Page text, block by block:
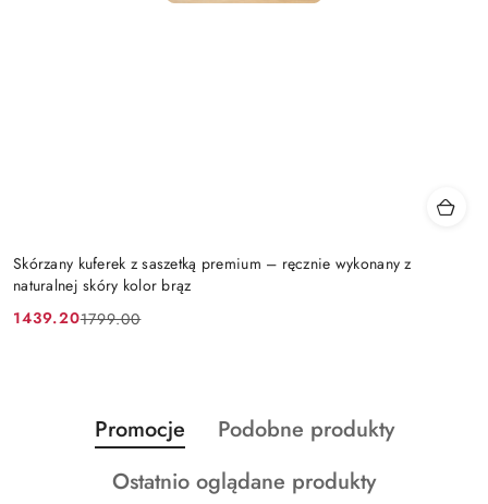
Skórzany kuferek z saszetką premium – ręcznie wykonany z
naturalnej skóry kolor brąz
Cena
1439.20
Cena
1799.00
Pomiń karuzelę produktów
Produkty
o
statusie:
Promocje
Produkty
statusie:
Podobne produkty
Produkty
Ostatnio oglądane produkty